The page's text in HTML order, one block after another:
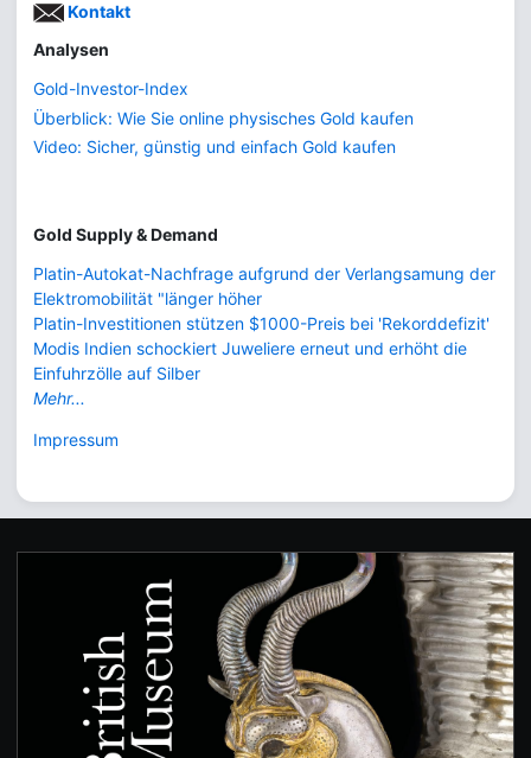
Kontakt
Analysen
Gold-Investor-Index
Überblick: Wie Sie online physisches Gold kaufen
Video: Sicher, günstig und einfach Gold kaufen
Gold Supply & Demand
Platin-Autokat-Nachfrage aufgrund der Verlangsamung der
Elektromobilität "länger höher
Platin-Investitionen stützen $1000-Preis bei 'Rekorddefizit'
Modis Indien schockiert Juweliere erneut und erhöht die
Einfuhrzölle auf Silber
Mehr...
Impressum